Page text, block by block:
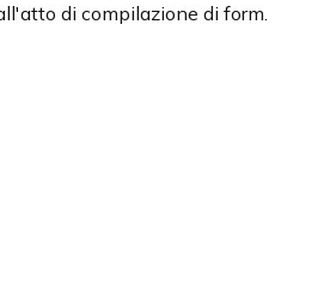
di compilazione di form.